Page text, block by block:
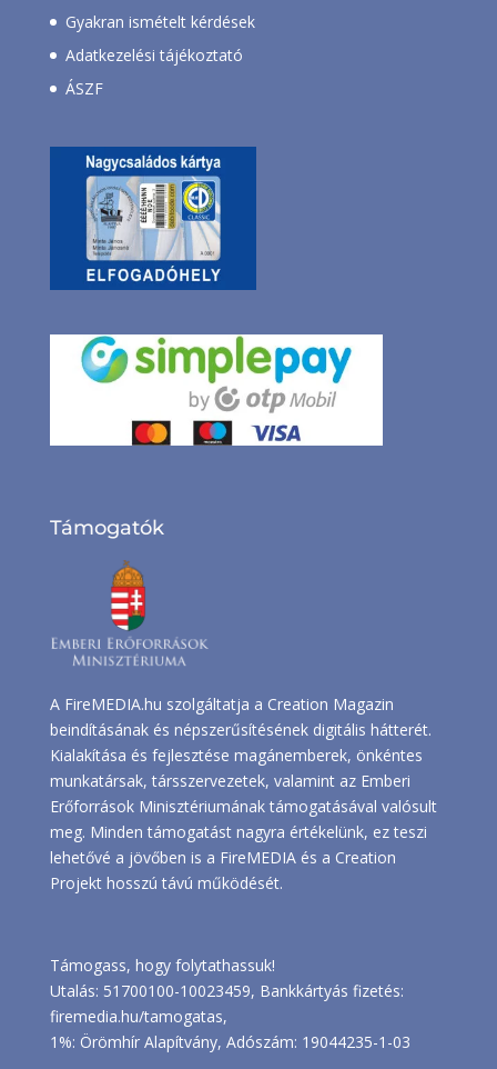
Gyakran ismételt kérdések
Adatkezelési tájékoztató
ÁSZF
Támogatók
A FireMEDIA.hu szolgáltatja a Creation Magazin
beindításának és népszerűsítésének digitális hátterét.
Kialakítása és fejlesztése magánemberek, önkéntes
munkatársak, társszervezetek, valamint az Emberi
Erőforrások Minisztériumának támogatásával valósult
meg. Minden támogatást nagyra értékelünk, ez teszi
lehetővé a jövőben is a FireMEDIA és a Creation
Projekt hosszú távú működését.
Támogass, hogy folytathassuk!
Utalás: 51700100-10023459, Bankkártyás fizetés:
firemedia.hu/tamogatas,
1%: Örömhír Alapítvány, Adószám: 19044235-1-03